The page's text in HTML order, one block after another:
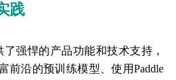
践
强悍的产品功能和技术支持，
前沿的预训练模型、使用Paddle